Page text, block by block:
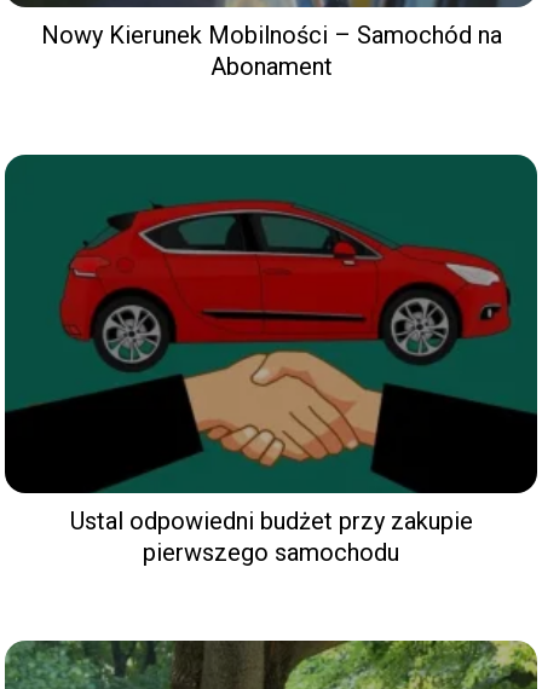
Nowy Kierunek Mobilności – Samochód na
Abonament
Ustal odpowiedni budżet przy zakupie
pierwszego samochodu